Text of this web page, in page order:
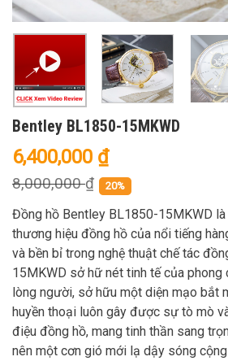
Bentley BL1850-15MKWD
6,400,000 ₫
8,000,000₫ 20%
Đồng hồ Bentley BL1850-15MKWD
thương hiệu đồng hồ của nổi tiếng
và bền bỉ trong nghệ thuật chế tác
15MKWD sở hữ nét tinh tế của phong
lòng người, sở hữu một diện mạo bắt
huyền thoại luôn gây được sự tò mò
điệu đồng hồ, mang tinh thần sang
nên một cơn gió mới lạ dậy sóng